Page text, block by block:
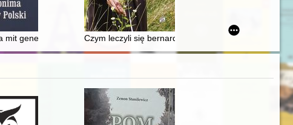
problemy
państwowych
i zachodnim dorzeczu Wisłoki, Wisłoka i Sanu
mit genezy Polski : studium z historiozofii i hermeneutyki symboli
Czym leczyli się bernardyni? : katalog botaniczny z